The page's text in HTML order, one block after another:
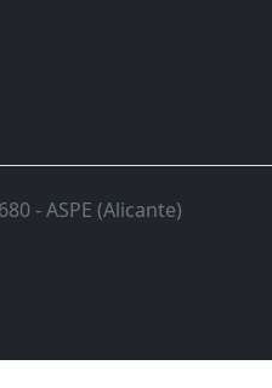
- ASPE (Alicante)